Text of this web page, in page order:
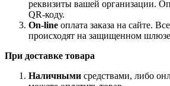
реквизиты вашей организации.
QR-коду.
On-line оплата заказа на сайте.
происходят на защищенном
При доставке товара
Наличными средствами, либо